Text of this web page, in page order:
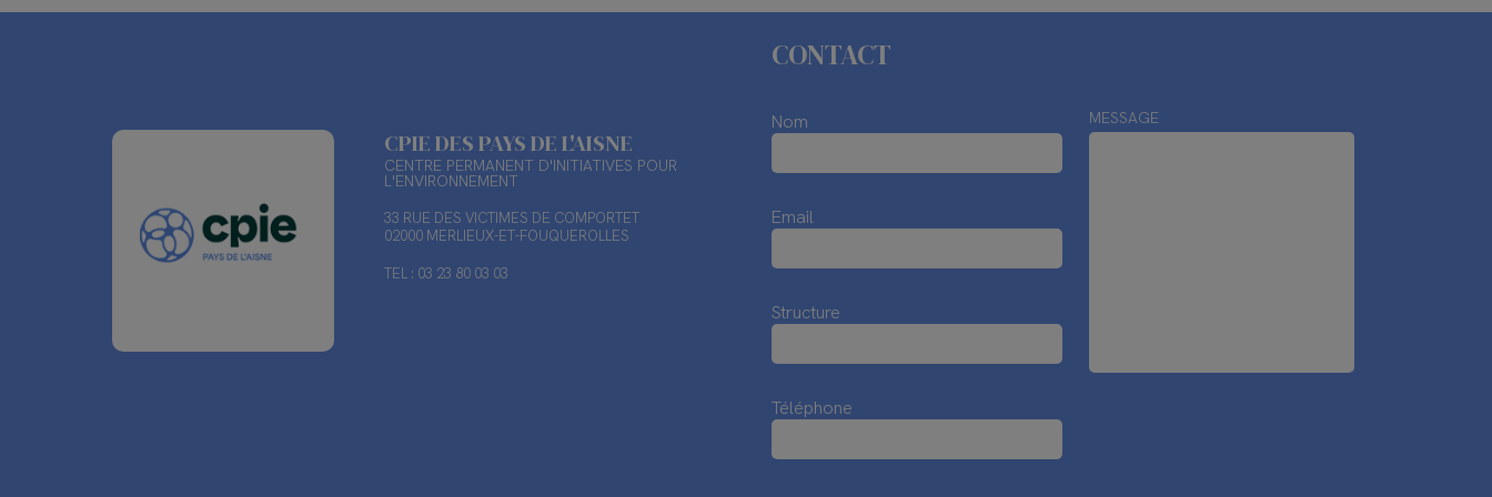
CPIE DES PAYS DE L'AISNE
CENTRE PERMANENT D'INITIATIVES POUR
L'ENVIRONNEMENT
33 RUE DES VICTIMES DE COMPORTET
02000 MERLIEUX-ET-FOUQUEROLLES
TEL : 03 23 80 03 03
CONTACT
Nom
Email
Structure
Téléphone
MESSAGE